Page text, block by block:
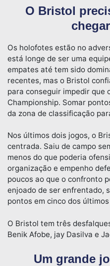
O Bristol
Os holofotes estão no
está longe de ser uma
empates até tem sido
recentes, mas o Bristol
para conseguir impedir que
Championship. Somar
da zona de classificação
Nos últimos dois jogos, o
centrada. Saiu de campo
menos do que poderia
organização e empenho
poucos ao que o confronto
enjoado de ser enfrentado,
pontos em cinco dos
O Bristol tem três
Benik Afobe, jay Dasilva e
Um grande